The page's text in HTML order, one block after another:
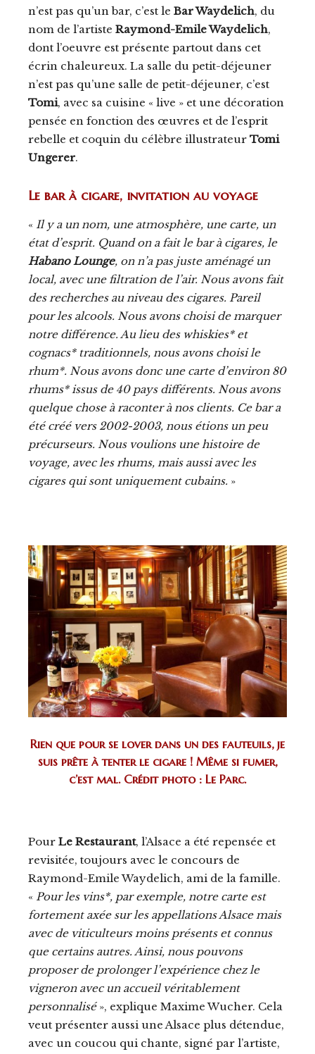
n’est pas qu’un bar, c’est le Bar Waydelich, du
nom de l’artiste Raymond-Emile Waydelich,
dont l’oeuvre est présente partout dans cet
écrin chaleureux. La salle du petit-déjeuner
n’est pas qu’une salle de petit-déjeuner, c’est
Tomi, avec sa cuisine « live » et une décoration
pensée en fonction des œuvres et de l’esprit
rebelle et coquin du célèbre illustrateur Tomi
Ungerer.
Le bar à cigare, invitation au voyage
« Il y a un nom, une atmosphère, une carte, un
état d’esprit. Quand on a fait le bar à cigares, le
Habano Lounge, on n’a pas juste aménagé un
local, avec une filtration de l’air. Nous avons fait
des recherches au niveau des cigares. Pareil
pour les alcools. Nous avons choisi de marquer
notre différence. Au lieu des whiskies* et
cognacs* traditionnels, nous avons choisi le
rhum*. Nous avons donc une carte d’environ 80
rhums* issus de 40 pays différents. Nous avons
quelque chose à raconter à nos clients. Ce bar a
été créé vers 2002-2003, nous étions un peu
précurseurs. Nous voulions une histoire de
voyage, avec les rhums, mais aussi avec les
cigares qui sont uniquement cubains. »
Rien que pour se lover dans un des fauteuils, je
suis prête à tenter le cigare ! Même si fumer,
c’est mal. Crédit photo : Le Parc.
Pour Le Restaurant, l’Alsace a été repensée et
revisitée, toujours avec le concours de
Raymond-Emile Waydelich, ami de la famille.
« Pour les vins*, par exemple, notre carte est
fortement axée sur les appellations Alsace mais
avec de viticulteurs moins présents et connus
que certains autres. Ainsi, nous pouvons
proposer de prolonger l’expérience chez le
vigneron avec un accueil véritablement
personnalisé», explique Maxime Wucher. Cela
veut présenter aussi une Alsace plus détendue,
avec un coucou qui chante, signé par l’artiste,